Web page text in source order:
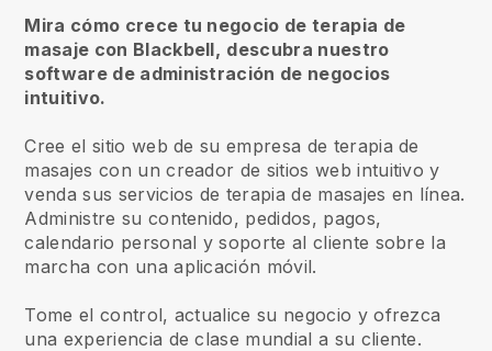
Mira cómo crece tu negocio de terapia de
masaje con Blackbell, descubra nuestro
software de administración de negocios
intuitivo.
Cree el sitio web de su empresa de terapia de
masajes con un creador de sitios web intuitivo y
venda sus servicios de terapia de masajes en línea.
Administre su contenido, pedidos, pagos,
calendario personal y soporte al cliente sobre la
marcha con una aplicación móvil.
Tome el control, actualice su negocio y ofrezca
una experiencia de clase mundial a su cliente.